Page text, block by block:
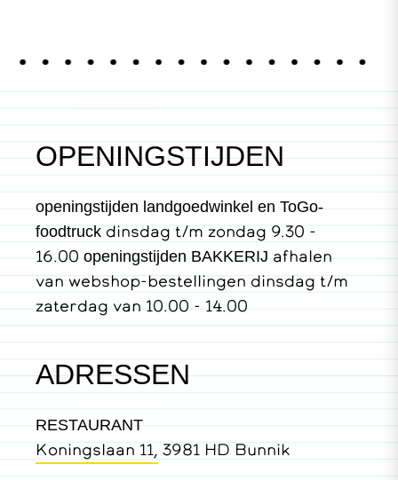
OPENINGSTIJDEN
openingstijden landgoedwinkel en ToGo-
foodtruck dinsdag t/m zondag 9.30 -
16.00openingstijden BAKKERIJafhalen
van webshop-bestellingen dinsdag t/m
zaterdag van 10.00 - 14.00
ADRESSEN
RESTAURANT
Koningslaan 11, 3981 HD Bunnik